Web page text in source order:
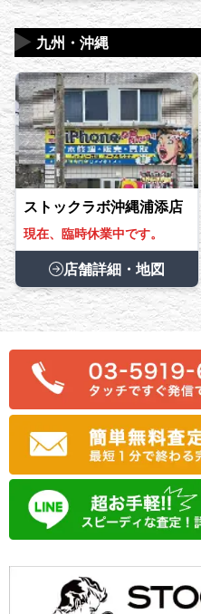
九州・沖縄
▶
ストックラボ沖縄浦添店
現在、臨時休業中です。
店舗詳細・地図